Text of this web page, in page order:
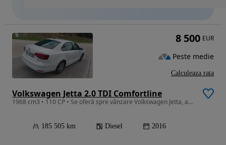
Volkswagen Jetta 2.0 TDI Comfortline
1968 cm3 • 110 CP • Se oferă spre vânzare Volkswagen Jetta, an fabricație 2016, echipată c
185 505 km Diesel 2016
8 500 EUR
Peste medie
Calculeaza rata